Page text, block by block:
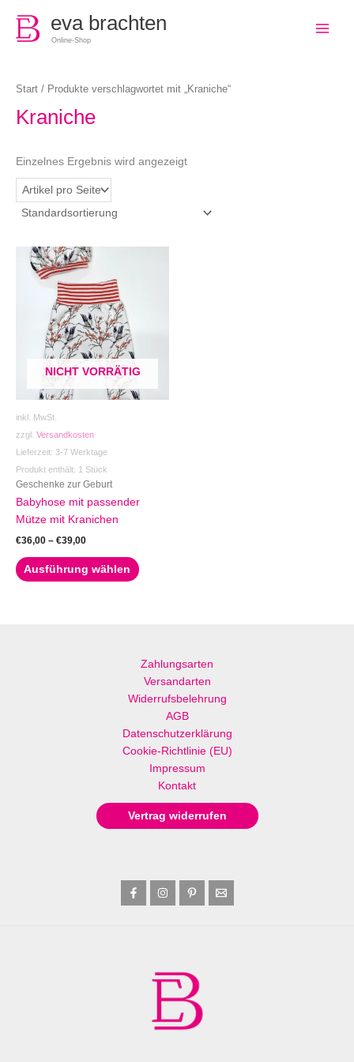
eva brachten
Online-Shop
Start / Produkte verschlagwortet mit „Kraniche“
Kraniche
Einzelnes Ergebnis wird angezeigt
NICHT VORRÄTIG
inkl. MwSt.
zzgl. Versandkosten
Lieferzeit: 3-7 Werktage
Produkt enthält: 1 Stück
Geschenke zur Geburt
Babyhose mit passender
Mütze mit Kranichen
€36,00 – €39,00
Ausführung wählen
Die
Optionen
können
Zahlungsarten
Versandarten
Widerrufsbelehrung
AGB
Datenschutzerklärung
Cookie-Richtlinie (EU)
Impressum
Kontakt
Vertrag widerrufen